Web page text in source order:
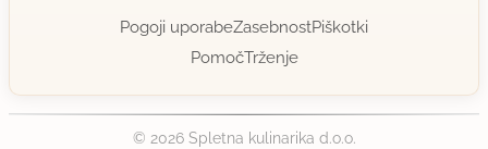
Pogoji uporabeZasebnostPiškotki
PomočTrženje
© 2026 Spletna kulinarika d.o.o.